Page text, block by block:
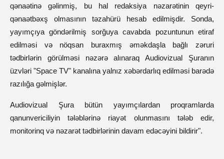
qənaətinə gəlinmiş, bu hal redaksiya nəzarətinin qeyri-
qənaətbəxş olmasının təzahürü hesab edilmişdir. Sonda,
yayımçıya göndərilmiş sorğuya cavabda pozuntunun etiraf
edilməsi və nöqsan buraxmış əməkdaşla bağlı zəruri
tədbirlərin görülməsi nəzərə alınaraq Audiovizual Şuranın
üzvləri "Space TV" kanalına yalnız xəbərdarlıq edilməsi barədə
razılığa gəlmişlər.
Audiovizual Şura bütün yayımçılardan proqramlarda
qanunvericiliyin tələblərinə riayət olunmasını tələb edir,
monitorinq və nəzarət tədbirlərinin davam edəcəyini bildirir".